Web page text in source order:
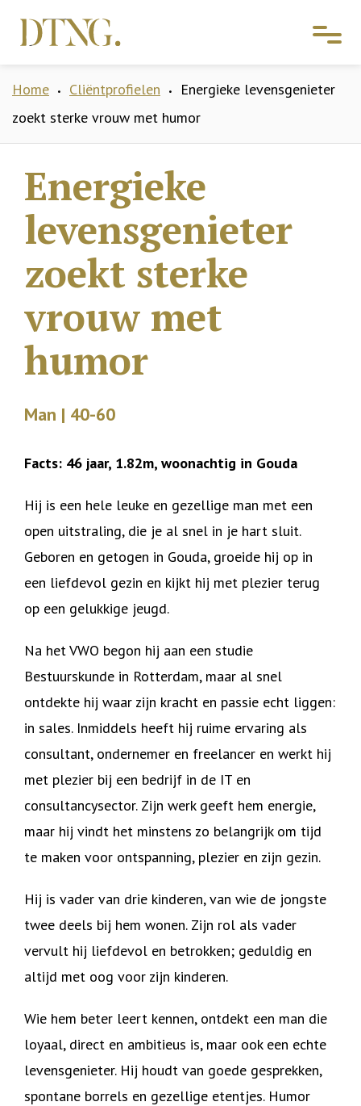
Home • Cliëntprofielen •
Energieke levensgenieter
zoekt sterke vrouw met humor
Energieke
levensgenieter
zoekt sterke
vrouw met
humor
Man | 40-60
Facts: 46 jaar, 1.82m, woonachtig in Gouda
Hij is een hele leuke en gezellige man met een
open uitstraling, die je al snel in je hart sluit.
Geboren en getogen in Gouda, groeide hij op in
een liefdevol gezin en kijkt hij met plezier terug
op een gelukkige jeugd.
Na het VWO begon hij aan een studie
Bestuurskunde in Rotterdam, maar al snel
ontdekte hij waar zijn kracht en passie echt liggen:
in sales. Inmiddels heeft hij ruime ervaring als
consultant, ondernemer en freelancer en werkt hij
met plezier bij een bedrijf in de IT en
consultancysector. Zijn werk geeft hem energie,
maar hij vindt het minstens zo belangrijk om tijd
te maken voor ontspanning, plezier en zijn gezin.
Hij is vader van drie kinderen, van wie de jongste
twee deels bij hem wonen. Zijn rol als vader
vervult hij liefdevol en betrokken; geduldig en
altijd met oog voor zijn kinderen.
Wie hem beter leert kennen, ontdekt een man die
loyaal, direct en ambitieus is, maar ook een echte
levensgenieter. Hij houdt van goede gesprekken,
spontane borrels en gezellige etentjes. Humor